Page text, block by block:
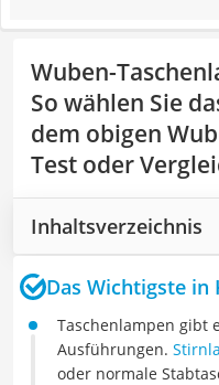
Wuben-
So wählen Sie
dem obigen
Test oder
Inhaltsverzeichnis
Das Wichtigste in
Taschenlampen gibt
Ausführungen.
oder normale